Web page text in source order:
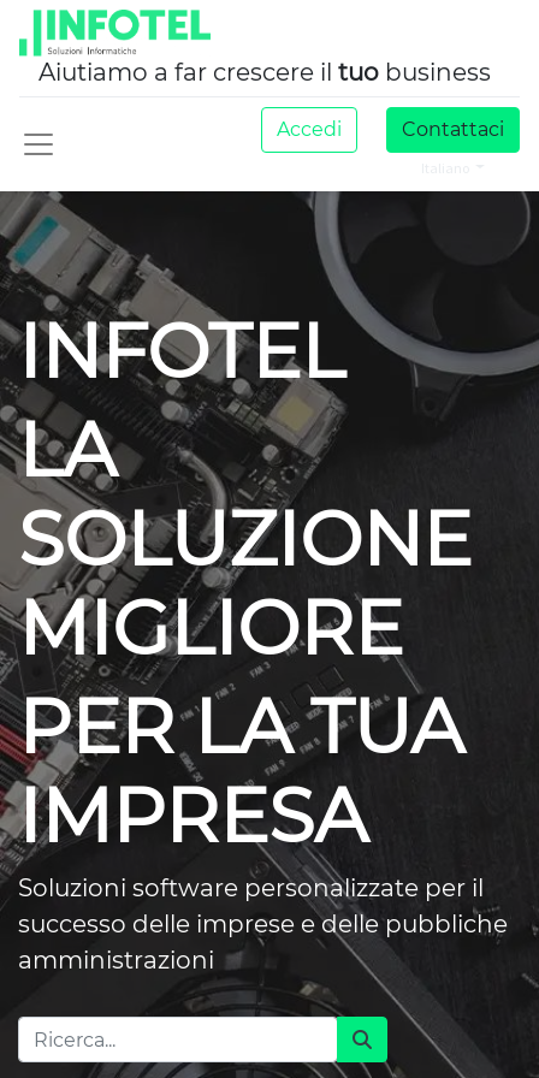
Aiutiamo a far crescere il tuo business
Accedi Contattaci
INFOTEL
LA
SOLUZIONE
MIGLIORE
PER LA TUA
IMPRESA
Soluzioni software personalizzate per il
successo delle imprese e delle pubbliche
amministrazioni